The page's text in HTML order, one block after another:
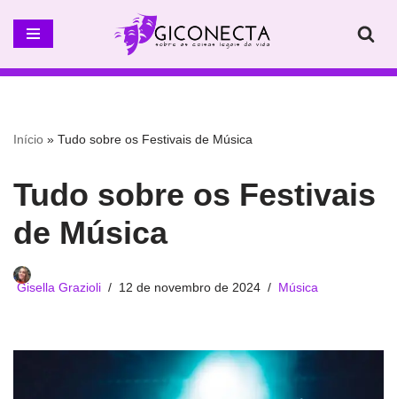
Pular
para
Início » Tudo sobre os Festivais de Música
Tudo sobre os Festivais
de Música
Gisella Grazioli 12 de novembro de 2024 Música